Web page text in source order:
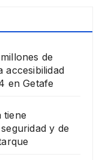
de
accesibilidad
en Getafe
tiene
y de